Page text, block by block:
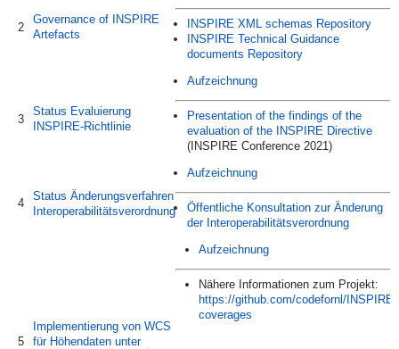
2
Governance of INSPIRE
Artefacts
INSPIRE XML schemas Repository
INSPIRE Technical Guidance
documents Repository
3
Status Evaluierung
INSPIRE-Richtlinie
Aufzeichnung
Presentation of the findings of the
evaluation of the INSPIRE Directive
(INSPIRE Conference 2021)
4
Status Änderungsverfahren
Interoperabilitätsverordnung
Aufzeichnung
Öffentliche Konsultation zur Änderung
der Interoperabilitätsverordnung
5
Implementierung von WCS
für Höhendaten unter
Aufzeichnung
Nähere Informationen zum Projekt:
https://github.com/codefornl/INSPIRE-
coverages